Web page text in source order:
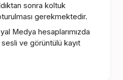
sonra koltuk
gerekmektedir.
Medya hesaplarımızda
ve görüntülü kayıt